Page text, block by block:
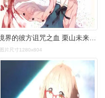
图片尺寸1280x804